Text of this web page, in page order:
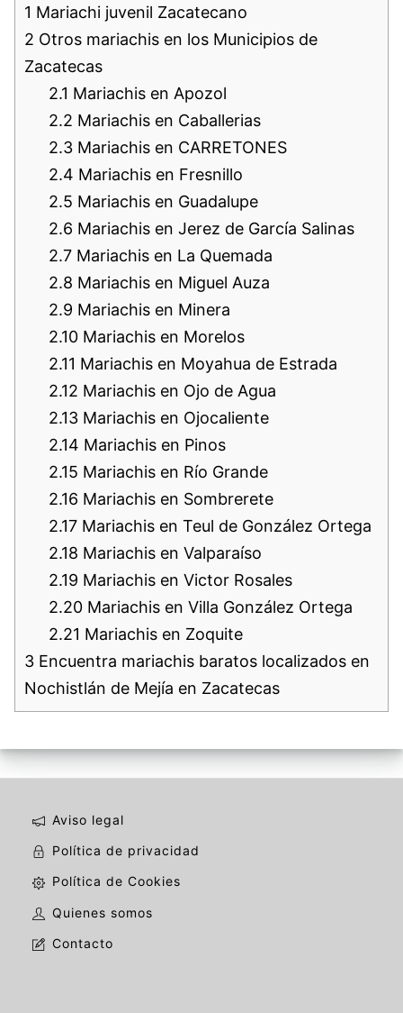
1 Mariachi juvenil Zacatecano
2 Otros mariachis en los Municipios de
Zacatecas
2.1 Mariachis en Apozol
2.2 Mariachis en Caballerias
2.3 Mariachis en CARRETONES
2.4 Mariachis en Fresnillo
2.5 Mariachis en Guadalupe
2.6 Mariachis en Jerez de García Salinas
2.7 Mariachis en La Quemada
2.8 Mariachis en Miguel Auza
2.9 Mariachis en Minera
2.10 Mariachis en Morelos
2.11 Mariachis en Moyahua de Estrada
2.12 Mariachis en Ojo de Agua
2.13 Mariachis en Ojocaliente
2.14 Mariachis en Pinos
2.15 Mariachis en Río Grande
2.16 Mariachis en Sombrerete
2.17 Mariachis en Teul de González Ortega
2.18 Mariachis en Valparaíso
2.19 Mariachis en Victor Rosales
2.20 Mariachis en Villa González Ortega
2.21 Mariachis en Zoquite
3 Encuentra mariachis baratos localizados en
Nochistlán de Mejía en Zacatecas
Aviso legal
Política de privacidad
Política de Cookies
Quienes somos
Contacto